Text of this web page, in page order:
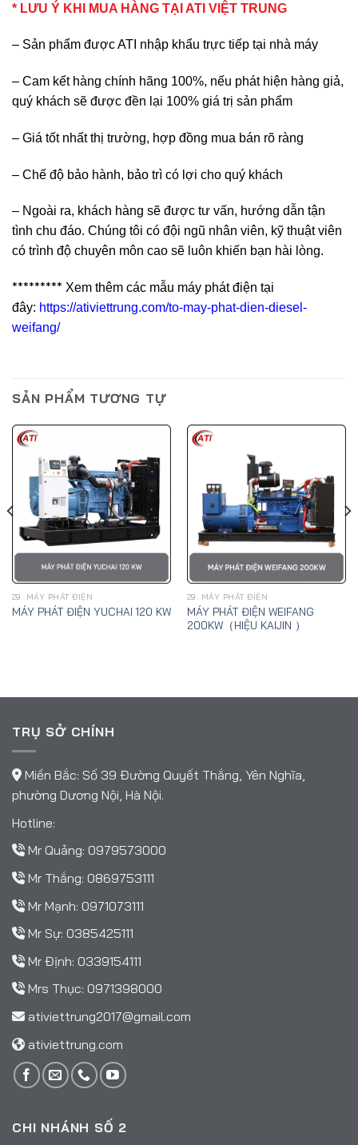
* LƯU Ý KHI MUA HÀNG TẠI ATI VIỆT TRUNG
– Sản phẩm được ATI nhập khẩu trực tiếp tại nhà máy
– Cam kết hàng chính hãng 100%, nếu phát hiện hàng giả,
quý khách sẽ được đền lại 100% giá trị sản phẩm
– Giá tốt nhất thị trường, hợp đồng mua bán rõ ràng
– Chế độ bảo hành, bảo trì có lợi cho quý khách
– Ngoài ra, khách hàng sẽ được tư vấn, hướng dẫn tận
tình chu đáo. Chúng tôi có đội ngũ nhân viên, kỹ thuật viên
có trình độ chuyên môn cao sẽ luôn khiến bạn hài lòng.
********* Xem thêm các mẫu máy phát điện tại
đây: https://ativiettrung.com/to-may-phat-dien-diesel-
weifang/
SẢN PHẨM TƯƠNG TỰ
29. MÁY PHÁT ĐIỆN
MÁY PHÁT ĐIỆN YUCHAI 120 KW
29. MÁY PHÁT ĐIỆN
MÁY PHÁT ĐIỆN WEIFANG
200KW（HIỆU KAIJIN ）
TRỤ SỞ CHÍNH
Miền Bắc: Số 39 Đường Quyết Thắng, Yên Nghĩa,
phường Dương Nội, Hà Nội.
Hotline:
Mr Quảng: 0979573000
Mr Thắng: 0869753111
Mr Mạnh: 0971073111
Mr Sự: 0385425111
Mr Định: 0339154111
Mrs Thục: 0971398000
ativiettrung2017@gmail.com
ativiettrung.com
CHI NHÁNH SỐ 2